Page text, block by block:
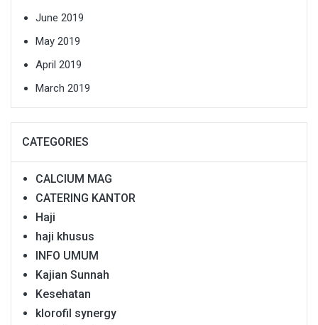
June 2019
May 2019
April 2019
March 2019
CATEGORIES
CALCIUM MAG
CATERING KANTOR
Haji
haji khusus
INFO UMUM
Kajian Sunnah
Kesehatan
klorofil synergy